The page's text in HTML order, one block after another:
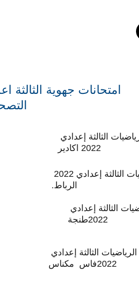
الثالثة إعدادي
2022 اكادير
الرباط.
الثالثة إعدادي
2022طنجة
الثالثة إعدادي
2022فاس  مكناس
امتحانات جهوية الثالثة